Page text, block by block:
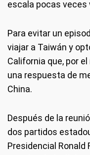
escala pocas veces
Para evitar un
viajar a Taiwán y
California que, por
una respuesta de
China.
Después de la
dos partidos
Presidencial Ronald